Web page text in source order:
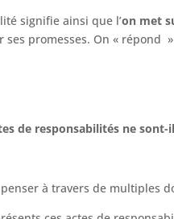
signifie ainsi que l’on met
ses promesses. On « répond
de responsabilités ne sont-
à travers de multiples